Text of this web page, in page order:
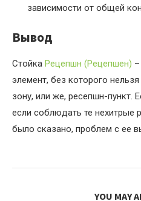
зависимости от общей
Вывод
Стойка Рецепшн (Рецепшен)
элемент, без которого
зону, или же, ресепшн-пункт.
если соблюдать те нехитрые
было сказано, проблем с ее
YOU MAY